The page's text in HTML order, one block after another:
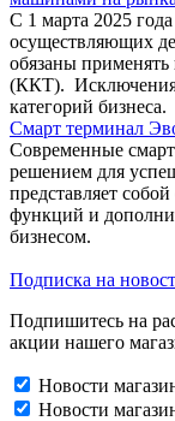
С 1 марта 2025
осуществляющих
обязаны
(ККТ). Исключения
категорий бизнеса.
Смарт терминал
Современные
решением для
представляет
функций и
бизнесом.
Подписка на
Подпишитесь на
акции нашего
Новости
Новости